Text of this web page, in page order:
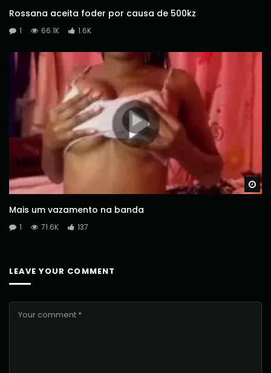
Rossana aceita foder por causa de 500kz
1 66.1K 1.6K
Mais um vazamento na banda
1 71.6K 137
LEAVE YOUR COMMENT